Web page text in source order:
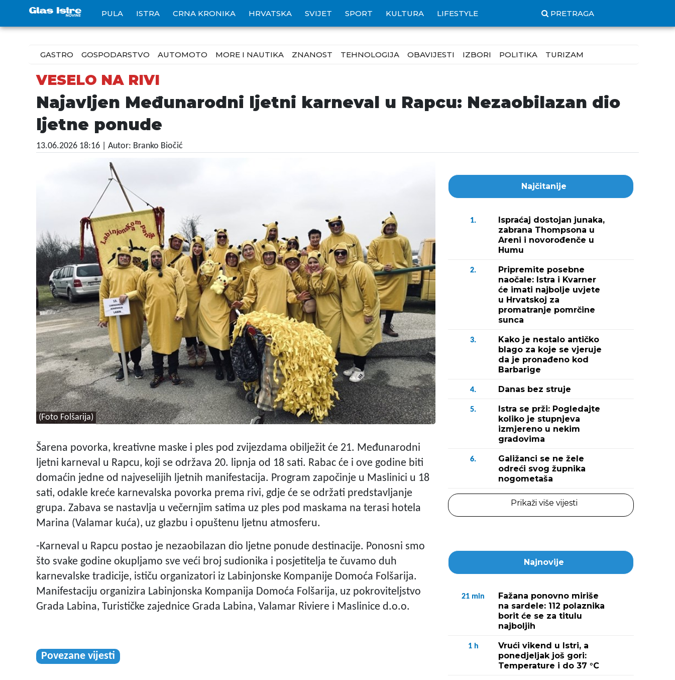
PULA ISTRA CRNA KRONIKA HRVATSKA SVIJET SPORT KULTURA LIFESTYLE PRETRAGA
GASTRO GOSPODARSTVO AUTOMOTO MORE I NAUTIKA ZNANOST TEHNOLOGIJA OBAVIJESTI IZBORI POLITIKA TURIZAM
VESELO NA RIVI
Najavljen Međunarodni ljetni karneval u Rapcu: Nezaobilazan dio
ljetne ponude
13.06.2026 18:16 | Autor: Branko Biočić
(Foto Folšarija)
Šarena povorka, kreativne maske i ples pod zvijezdama obilježit će 21. Međunarodni
ljetni karneval u Rapcu, koji se održava 20. lipnja od 18 sati. Rabac će i ove godine biti
domaćin jedne od najveselijih ljetnih manifestacija. Program započinje u Maslinici u 18
sati, odakle kreće karnevalska povorka prema rivi, gdje će se održati predstavljanje
grupa. Zabava se nastavlja u večernjim satima uz ples pod maskama na terasi hotela
Marina (Valamar kuća), uz glazbu i opuštenu ljetnu atmosferu.
-Karneval u Rapcu postao je nezaobilazan dio ljetne ponude destinacije. Ponosni smo
što svake godine okupljamo sve veći broj sudionika i posjetitelja te čuvamo duh
karnevalske tradicije, ističu organizatori iz Labinjonske Kompanije Domoća Folšarija.
Manifestaciju organizira Labinjonska Kompanija Domoća Folšarija, uz pokroviteljstvo
Grada Labina, Turističke zajednice Grada Labina, Valamar Riviere i Maslinice d.o.o.
Povezane vijesti
Najčitanije
1.
Ispraćaj dostojan junaka,
zabrana Thompsona u
Areni i novorođenče u
Humu
2.
Pripremite posebne
naočale: Istra i Kvarner
će imati najbolje uvjete
u Hrvatskoj za
promatranje pomrčine
sunca
3.
Kako je nestalo antičko
blago za koje se vjeruje
da je pronađeno kod
Barbarige
4. Danas bez struje
5.
Istra se prži: Pogledajte
koliko je stupnjeva
izmjereno u nekim
gradovima
6.
Galižanci se ne žele
odreći svog župnika
nogometaša
Prikaži više vijesti
Najnovije
21 min
Fažana ponovno miriše
na sardele: 112 polaznika
borit će se za titulu
najboljih
1 h
Vrući vikend u Istri, a
ponedjeljak još gori:
Temperature i do 37 °C